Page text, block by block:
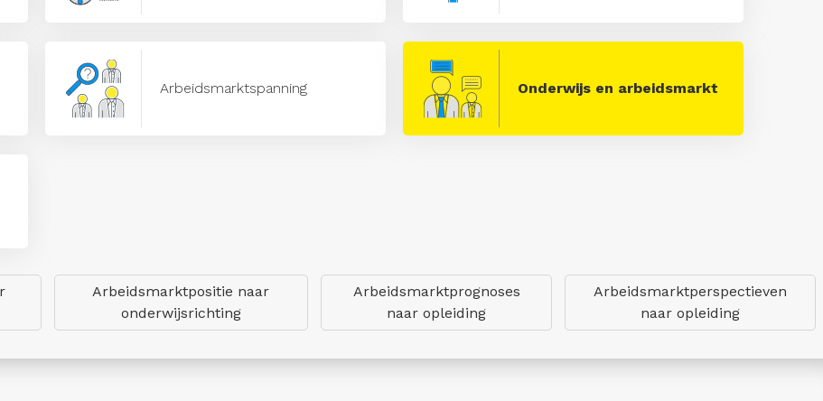
Arbeidsmarktspanning Onderwijs en arbeidsmarkt
Arbeidsmarktpositie naar
onderwijsrichting
Arbeidsmarktprognoses
naar opleiding
Arbeidsmarktperspectieven
naar opleiding